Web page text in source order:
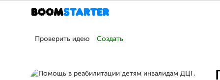
Проверить идею Создать